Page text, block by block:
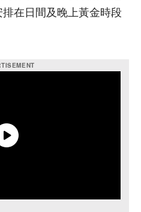
在日間及晚上黃金時段